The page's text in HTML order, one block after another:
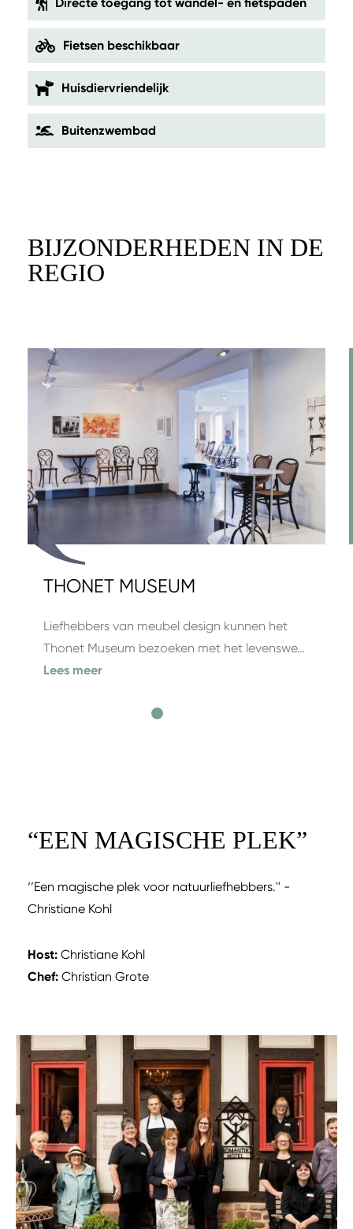
Fietsen beschikbaar
Huisdiervriendelijk
Buitenzwembad
BIJZONDERHEDEN IN DE
REGIO
THONET MUSEUM
Liefhebbers van meubel design kunnen het
Thonet Museum bezoeken met het levenswe…
Lees meer
“EEN MAGISCHE PLEK”
‘’Een magische plek voor natuurliefhebbers.'' -
Christiane Kohl
Host: Christiane Kohl
Chef: Christian Grote